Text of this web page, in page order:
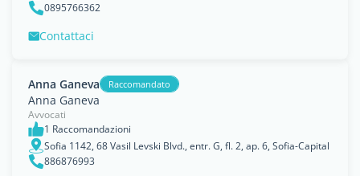
0895766362
Contattaci
Anna Ganeva Raccomandato
Anna Ganeva
Avvocati
1 Raccomandazioni
Sofia 1142, 68 Vasil Levski Blvd., entr. G, fl. 2, ap. 6, Sofia-Capital
886876993